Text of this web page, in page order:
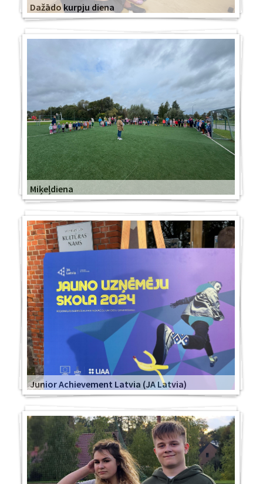
Dažādo kurpju diena
Miķeļdiena
Junior Achievement Latvia (JA Latvia)